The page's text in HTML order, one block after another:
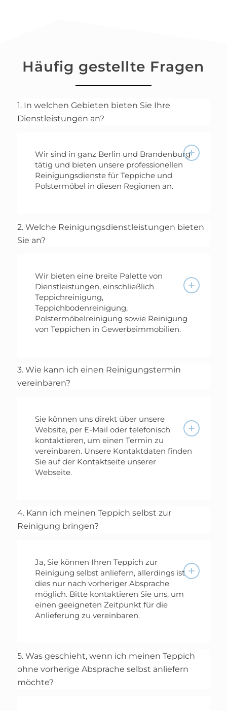
Häufig gestellte Fragen
1. In welchen Gebieten bieten Sie Ihre
Dienstleistungen an?
Wir sind in ganz Berlin und Brandenburg
tätig und bieten unsere professionellen
Reinigungsdienste für Teppiche und
Polstermöbel in diesen Regionen an.
2. Welche Reinigungsdienstleistungen bieten
Sie an?
Wir bieten eine breite Palette von
Dienstleistungen, einschließlich
Teppichreinigung,
Teppichbodenreinigung,
Polstermöbelreinigung sowie Reinigung
von Teppichen in Gewerbeimmobilien.
3. Wie kann ich einen Reinigungstermin
vereinbaren?
Sie können uns direkt über unsere
Website, per E-Mail oder telefonisch
kontaktieren, um einen Termin zu
vereinbaren. Unsere Kontaktdaten finden
Sie auf der Kontaktseite unserer
Webseite.
4. Kann ich meinen Teppich selbst zur
Reinigung bringen?
Ja, Sie können Ihren Teppich zur
Reinigung selbst anliefern, allerdings ist
dies nur nach vorheriger Absprache
möglich. Bitte kontaktieren Sie uns, um
einen geeigneten Zeitpunkt für die
Anlieferung zu vereinbaren.
5. Was geschieht, wenn ich meinen Teppich
ohne vorherige Absprache selbst anliefern
möchte?